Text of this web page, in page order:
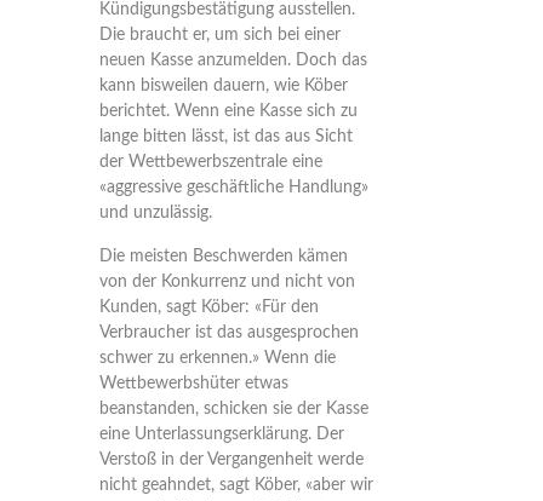
Kündigungsbestätigung ausstellen.
Die braucht er, um sich bei einer
neuen Kasse anzumelden. Doch das
kann bisweilen dauern, wie Köber
berichtet. Wenn eine Kasse sich zu
lange bitten lässt, ist das aus Sicht
der Wettbewerbszentrale eine
«aggressive geschäftliche Handlung»
und unzulässig.
Die meisten Beschwerden kämen
von der Konkurrenz und nicht von
Kunden, sagt Köber: «Für den
Verbraucher ist das ausgesprochen
schwer zu erkennen.» Wenn die
Wettbewerbshüter etwas
beanstanden, schicken sie der Kasse
eine Unterlassungserklärung. Der
Verstoß in der Vergangenheit werde
nicht geahndet, sagt Köber, «aber wir